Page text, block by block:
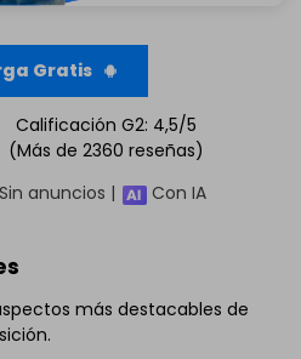
Gratis
Calificación G2: 4,5/5
(Más de 2360 reseñas)
anuncios |
Con IA
más destacables de